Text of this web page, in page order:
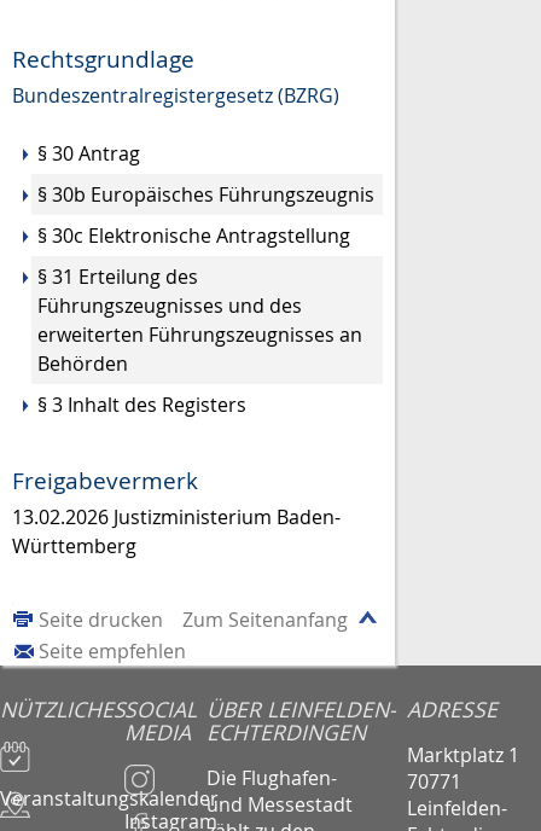
Rechtsgrundlage
Bundeszentralregistergesetz (BZRG)
§ 30 Antrag
§ 30b Europäisches Führungszeugnis
§ 30c Elektronische Antragstellung
§ 31 Erteilung des
Führungszeugnisses und des
erweiterten Führungszeugnisses an
Behörden
§ 3 Inhalt des Registers
Freigabevermerk
13.02.2026 Justizministerium Baden-
Württemberg
Zum Seitenanfang
Seite drucken
Seite empfehlen
NÜTZLICHES
Veranstaltungskalender
SOCIAL
MEDIA
Instagram
ÜBER LEINFELDEN-
ECHTERDINGEN
Die Flughafen-
und Messestadt
ADRESSE
Marktplatz 1
70771
Leinfelden-